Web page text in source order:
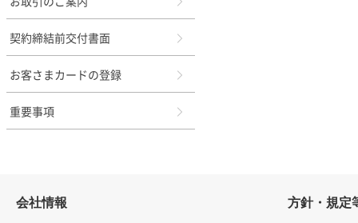
契約締結前交付書面
お客さまカードの登録
重要事項
会社情報 方針・規定